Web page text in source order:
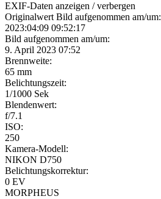
EXIF-Daten anzeigen / verbergen
Originalwert Bild aufgenommen am/um:
2023:04:09 09:52:17
Bild aufgenommen am/um:
9. April 2023 07:52
Brennweite:
65 mm
Belichtungszeit:
1/1000 Sek
Blendenwert:
f/7.1
ISO:
250
Kamera-Modell:
NIKON D750
Belichtungskorrektur:
0 EV
MORPHEUS